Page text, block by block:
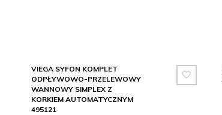
VIEGA SYFON KOMPLET
ODPŁYWOWO-PRZELEWOWY
WANNOWY SIMPLEX Z
KORKIEM AUTOMATYCZNYM
495121